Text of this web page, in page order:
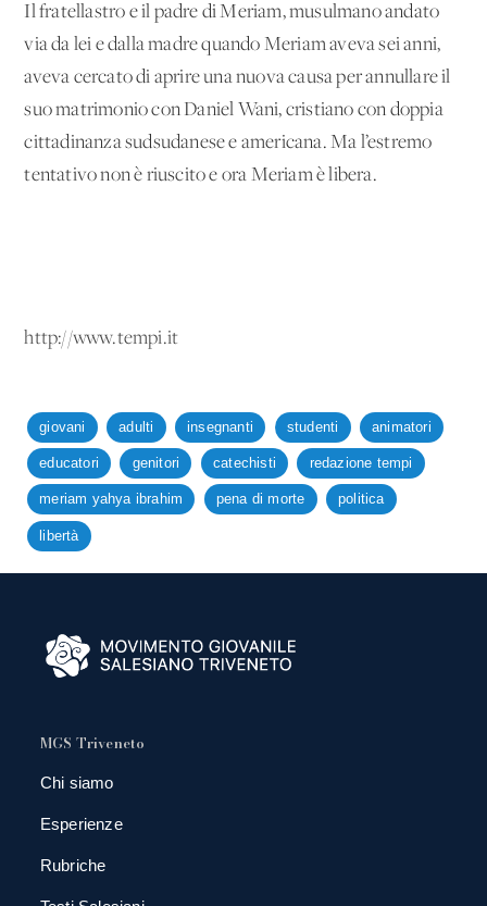
Il fratellastro e il padre di Meriam, musulmano andato
via da lei e dalla madre quando Meriam aveva sei anni,
aveva cercato di aprire una nuova causa per annullare il
suo matrimonio con Daniel Wani, cristiano con doppia
cittadinanza sudsudanese e americana. Ma l’estremo
tentativo non è riuscito e ora Meriam è libera.
http://www.tempi.it
giovani adulti insegnanti studenti animatori
educatori genitori catechisti redazione tempi
meriam yahya ibrahim pena di morte politica
libertà
MGS Triveneto
Chi siamo
Esperienze
Rubriche